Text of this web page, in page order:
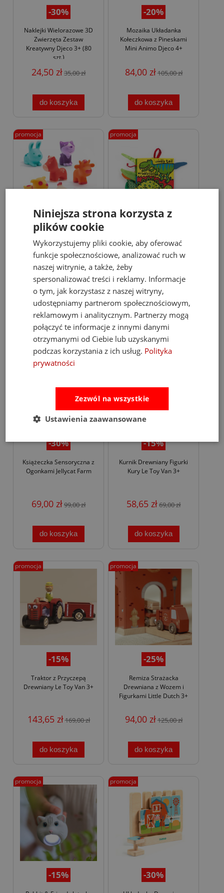
-30%
Naklejki Wielorazowe 3D
Zwierzęta Zestaw
Kreatywny Djeco 3+ (80
szt.)
24,50 zł35,00 zł
do koszyka
-20%
Mozaika Układanka
Kołeczkowa z Pineskami
Mini Animo Djeco 4+
84,00 zł105,00 zł
do koszyka
-25%
Figurki Zwierzątka Gumowe
Djeco 18m+ (7 szt.)
49,00 zł65,00 zł
do koszyka
promocja
Jellycat Książeczka
Sensoryczna Dinozaury
84,15 zł99,00 zł
do koszyka
promocja
-30%
Książeczka Sensoryczna z
Ogonkami Jellycat Farm
69,00 zł99,00 zł
do koszyka
promocja
-15%
Kurnik Drewniany Figurki
Kury Le Toy Van 3+
58,65 zł69,00 zł
do koszyka
promocja
-15%
Traktor z Przyczepą
Drewniany Le Toy Van 3+
143,65 zł169,00 zł
do koszyka
promocja
-25%
Remiza Strażacka
Drewniana z Wozem i
Figurkami Little Dutch 3+
94,00 zł125,00 zł
do koszyka
promocja
-15%
promocja
-30%
promocja
Niniejsza strona korzysta z
plików cookie
Wykorzystujemy pliki cookie, aby oferować
funkcje społecznościowe, analizować ruch w
naszej witrynie, a także, żeby
spersonalizować treści i reklamy. Informacje
o tym, jak korzystasz z naszej witryny,
udostępniamy partnerom społecznościowym,
reklamowym i analitycznym. Partnerzy mogą
połączyć te informacje z innymi danymi
otrzymanymi od Ciebie lub uzyskanymi
podczas korzystania z ich usług. Polityka
prywatności
Zezwól na wszystkie
Ustawienia zaawansowane